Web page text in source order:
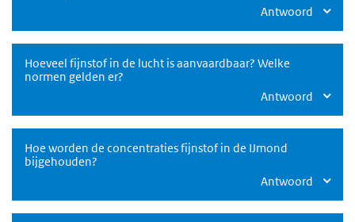
Antwoord
Hoeveel fijnstof in de lucht is aanvaardbaar? Welke
normen gelden er?
Antwoord
Hoe worden de concentraties fijnstof in de IJmond
bijgehouden?
Antwoord